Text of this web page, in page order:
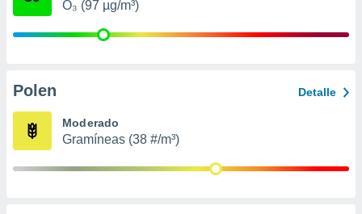
su
en
en
O₃ (97 µg/m³)
Polen Detalle
Moderado
Gramíneas (38 #/m³)